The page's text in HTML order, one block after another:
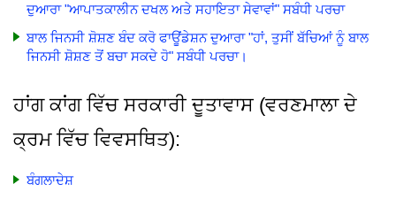
ਦੁਆਰਾ "ਆਪਾਤਕਾਲੀਨ ਦਖਲ ਅਤੇ ਸਹਾਇਤਾ ਸੇਵਾਵਾਂ" ਸਬੰਧੀ ਪਰਚਾ
ਬਾਲ ਜਿਨਸੀ ਸ਼ੋਸ਼ਣ ਬੰਦ ਕਰੋ ਫਾਊਂਡੇਸ਼ਨ ਦੁਆਰਾ "ਹਾਂ, ਤੁਸੀਂ ਬੱਚਿਆਂ ਨੂੰ ਬਾਲ
ਜਿਨਸੀ ਸ਼ੋਸ਼ਣ ਤੋਂ ਬਚਾ ਸਕਦੇ ਹੋ" ਸਬੰਧੀ ਪਰਚਾ।
ਹਾਂਗ ਕਾਂਗ ਵਿੱਚ ਸਰਕਾਰੀ ਦੂਤਾਵਾਸ (ਵਰਣਮਾਲਾ ਦੇ
ਕ੍ਰਮ ਵਿੱਚ ਵਿਵਸਥਿਤ):
ਬੰਗਲਾਦੇਸ਼